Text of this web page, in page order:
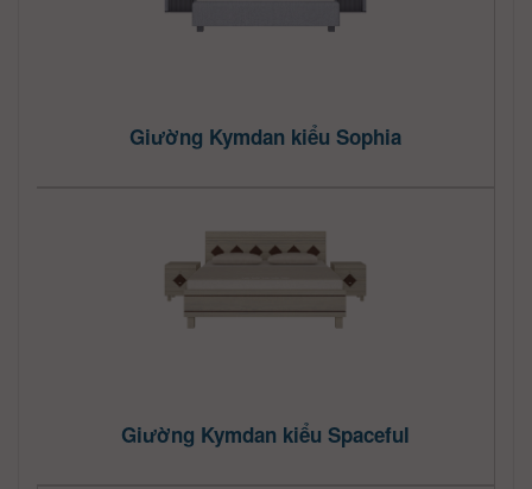
Giường Kymdan kiểu Sophia
Giường Kymdan kiểu Spaceful